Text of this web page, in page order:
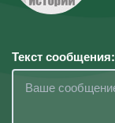
Текст сообщения: